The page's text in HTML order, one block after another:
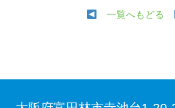
一覧へもどる